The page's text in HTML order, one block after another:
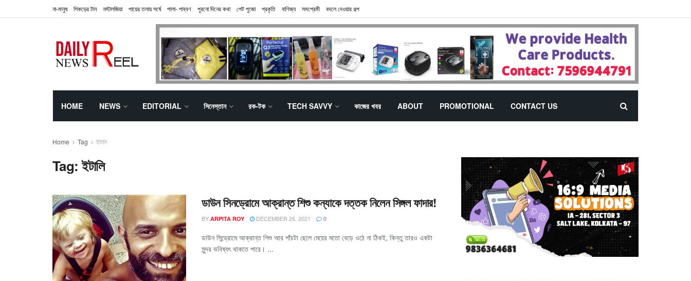
না-মানুষ শিকড়ের টান নস্টালজিয়া পায়ের তলায় সর্ষে পালা- পাব্বণ পুরনো দিনের কথা পেট পুজো প্রকৃতি বাণিজ্য সমপ্রেমী বদলে দেওয়ার গল্প
HOME NEWS EDITORIAL সিনেস্তান রক-টক TECH SAVVY কাজের খবর ABOUT PROMOTIONAL CONTACT US
Home Tag ইটালি
Tag:ইটালি
ডাউন সিনড্রোমে আক্রান্ত শিশু কন্যাকে দত্তক নিলেন সিঙ্গল ফাদার!
BY ARPITA ROY DECEMBER 26, 2021 0
ডাউন সিন্ড্রোমে আক্রান্ত শিশু আর পাঁচটা ছেলে মেয়ের মতো বেড়ে ওঠে না ঠিকই, কিন্তু তারও একটা
সুন্দর ভবিষ্যৎ থাকতে পারে। ...